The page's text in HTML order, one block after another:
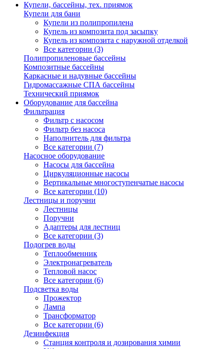
Купели, бассейны, тех. приямок
Купели для бани
Купели из полипропилена
Купель из композита под засыпку
Купель из композита с наружной отделкой
Все категории (3)
Полипропиленовые бассейны
Композитные бассейны
Каркасные и надувные бассейны
Гидромассажные СПА бассейны
Технический приямок
Оборудование для бассейна
Фильтрация
Фильтр с насосом
Фильтр без насоса
Наполнитель для фильтра
Все категории (7)
Насосное оборудование
Насосы для бассейна
Циркуляционные насосы
Вертикальные многоступенчатые насосы
Все категории (10)
Лестницы и поручни
Лестницы
Поручни
Адаптеры для лестниц
Все категории (3)
Подогрев воды
Теплообменник
Электронагреватель
Тепловой насос
Все категории (6)
Подсветка воды
Прожектор
Лампа
Трансформатор
Все категории (6)
Дезинфекция
Станция контроля и дозирования химии